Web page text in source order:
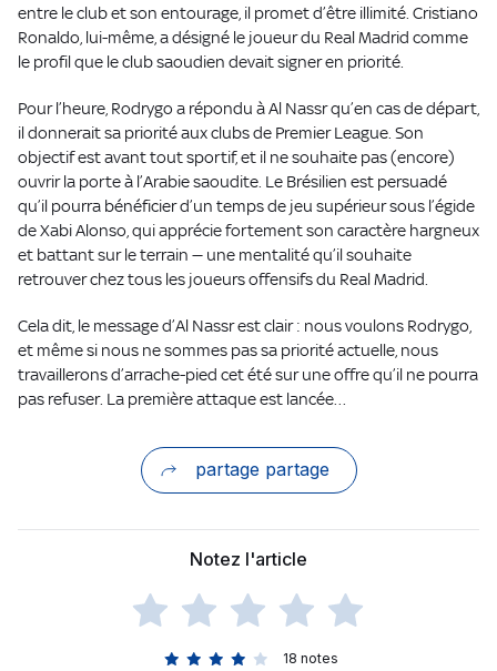
entre le club et son entourage, il promet d’être illimité. Cristiano
Ronaldo, lui-même, a désigné le joueur du Real Madrid comme
le profil que le club saoudien devait signer en priorité.
Pour l’heure, Rodrygo a répondu à Al Nassr qu’en cas de départ,
il donnerait sa priorité aux clubs de Premier League. Son
objectif est avant tout sportif, et il ne souhaite pas (encore)
ouvrir la porte à l’Arabie saoudite. Le Brésilien est persuadé
qu’il pourra bénéficier d’un temps de jeu supérieur sous l’égide
de Xabi Alonso, qui apprécie fortement son caractère hargneux
et battant sur le terrain — une mentalité qu’il souhaite
retrouver chez tous les joueurs offensifs du Real Madrid.
Cela dit, le message d’Al Nassr est clair : nous voulons Rodrygo,
et même si nous ne sommes pas sa priorité actuelle, nous
travaillerons d’arrache-pied cet été sur une offre qu’il ne pourra
pas refuser. La première attaque est lancée…
partage partage
Notez l'article
18 notes